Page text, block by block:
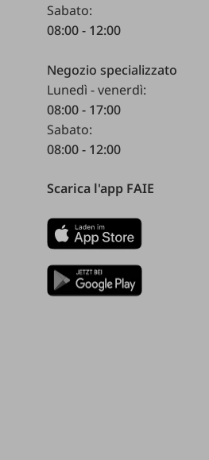
Sabato:
08:00 - 12:00
Negozio specializzato
Lunedì - venerdì:
08:00 - 17:00
Sabato:
08:00 - 12:00
Scarica l'app FAIE